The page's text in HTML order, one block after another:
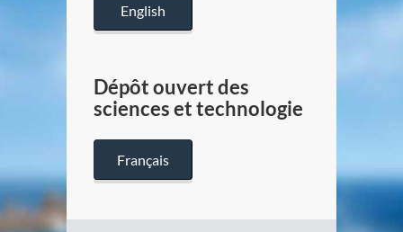
English
Dépôt ouvert des
sciences et technologie
Français